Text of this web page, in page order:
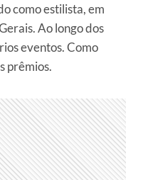
como estilista, em
Ao longo dos
eventos. Como
prêmios.